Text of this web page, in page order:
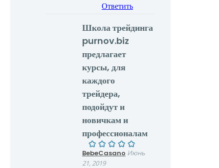
Ответить
Школа трейдинга
purnov.biz
предлагает
курсы, для
каждого
трейдера,
подойдут и
новичкам и
профессионалам
BebeCasano Июнь
21, 2019